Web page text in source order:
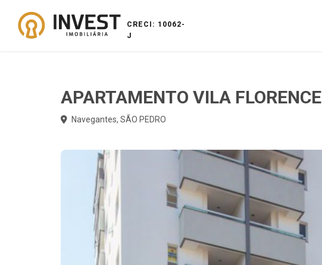
CRECI: 10062-
J
APARTAMENTO VILA FLORENCE
Navegantes, SÃO PEDRO